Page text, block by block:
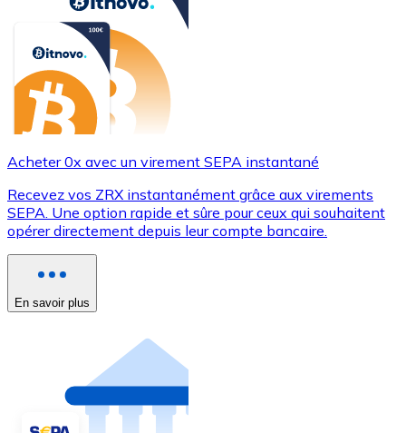
Acheter 0x avec un virement SEPA instantané
Recevez vos ZRX instantanément grâce aux virements
SEPA. Une option rapide et sûre pour ceux qui souhaitent
opérer directement depuis leur compte bancaire.
En savoir plus